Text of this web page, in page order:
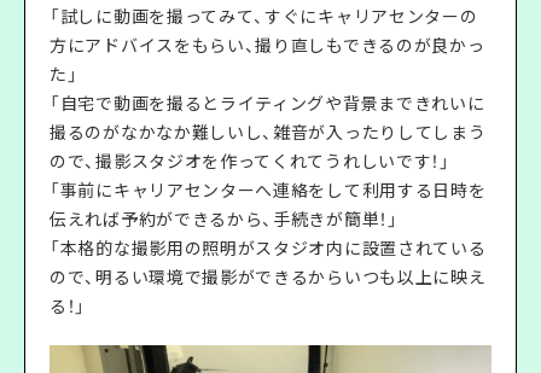
「試しに動画を撮ってみて、すぐにキャリアセンターの
方にアドバイスをもらい、撮り直しもできるのが良かっ
た」
「自宅で動画を撮るとライティングや背景まできれいに
撮るのがなかなか難しいし、雑音が入ったりしてしまう
ので、撮影スタジオを作ってくれてうれしいです！」
「事前にキャリアセンターへ連絡をして利用する日時を
伝えれば予約ができるから、手続きが簡単！」
「本格的な撮影用の照明がスタジオ内に設置されている
ので、明るい環境で撮影ができるからいつも以上に映え
る！」